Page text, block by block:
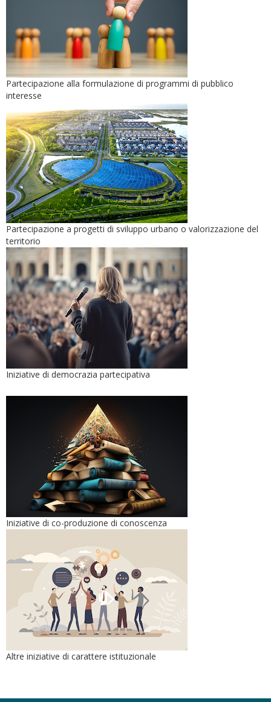
Partecipazione alla formulazione di programmi di pubblico
interesse
Partecipazione a progetti di sviluppo urbano o valorizzazione del
territorio
Iniziative di democrazia partecipativa
Iniziative di co-produzione di conoscenza
Altre iniziative di carattere istituzionale